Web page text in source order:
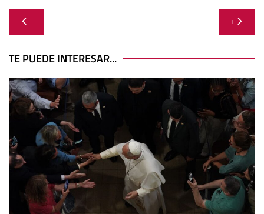
Navegación
de
entradas
- +
TE PUEDE INTERESAR...